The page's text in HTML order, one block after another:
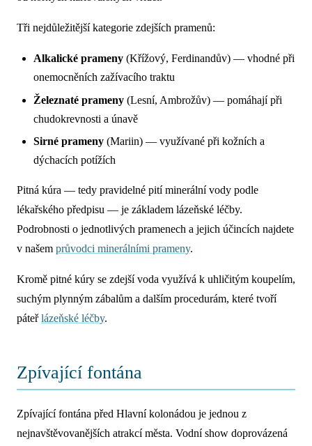
Tři nejdůležitější kategorie zdejších pramenů:
Alkalické prameny (Křížový, Ferdinandův) — vhodné při
onemocněních zažívacího traktu
Železnaté prameny (Lesní, Ambrožův) — pomáhají při
chudokrevnosti a únavě
Sirné prameny (Mariin) — využívané při kožních a
dýchacích potížích
Pitná kúra — tedy pravidelné pití minerální vody podle
lékařského předpisu — je základem lázeňské léčby.
Podrobnosti o jednotlivých pramenech a jejich účincích najdete
v našem průvodci minerálními prameny.
Kromě pitné kúry se zdejší voda využívá k uhličitým koupelím,
suchým plynným zábalům a dalším procedurám, které tvoří
páteřlázeňské léčby.
Zpívající fontána
Zpívající fontána před Hlavní kolonádou je jednou z
nejnavštěvovanějších atrakcí města. Vodní show doprovázená